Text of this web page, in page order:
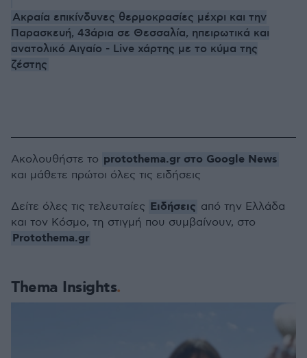
Ακραία επικίνδυνες θερμοκρασίες μέχρι και την
Παρασκευή, 43άρια σε Θεσσαλία, ηπειρωτικά και
ανατολικό Αιγαίο - Live χάρτης με το κύμα της
ζέστης
Thema Insights
Ακολουθήστε το protothema.gr στο Google News
και μάθετε πρώτοι όλες τις ειδήσεις
Δείτε όλες τις τελευταίες Ειδήσεις από την Ελλάδα
και τον Κόσμο, τη στιγμή που συμβαίνουν, στο
Protothema.gr